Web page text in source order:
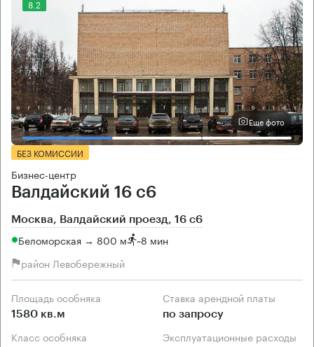
8.2
Еще фото
БЕЗ КОМИССИИ
Бизнес-центр
Валдайский 16 с6
Москва, Валдайский проезд, 16 с6
Беломорская → 800 м ~8 мин
район Левобережный
Площадь особняка
1580 кв.м
Ставка арендной платы
по запросу
Класс особняка Эксплуатационные расходы